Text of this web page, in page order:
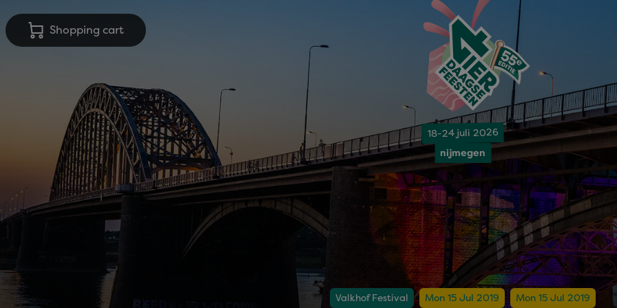
Shopping cart
18-24 juli 2026
nijmegen
Valkhof Festival Mon 15 Jul 2019 Mon 15 Jul 2019